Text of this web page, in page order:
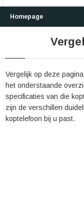
Homepage
Vergelijk op deze
het onderstaande
specificaties van die
zijn de verschillen
koptelefoon bij u past.